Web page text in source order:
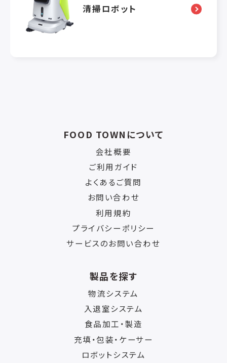
清掃ロボット
FOOD TOWNについて
会社概要
ご利用ガイド
よくあるご質問
お問い合わせ
利用規約
プライバシーポリシー
サービスのお問い合わせ
製品を探す
物流システム
入退室システム
食品加工・製造
充填・包装・ケーサー
ロボットシステム